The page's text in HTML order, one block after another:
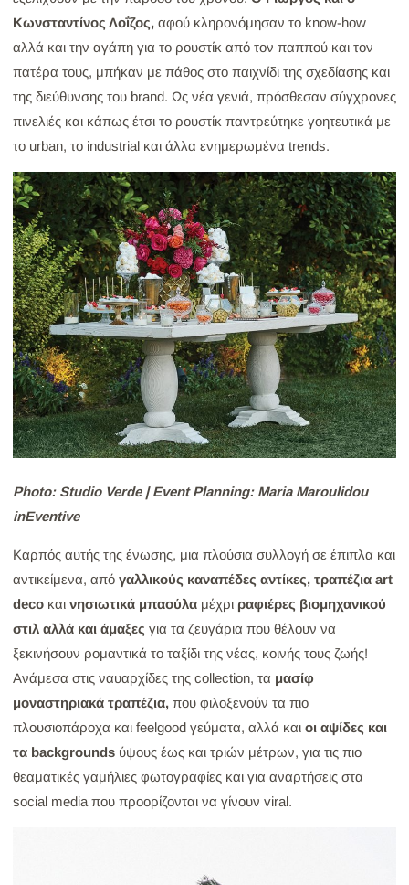
Κωνσταντίνος Λοΐζος, αφού κληρονόμησαν το know-how
αλλά και την αγάπη για το ρουστίκ από τον παππού και τον
πατέρα τους, μπήκαν με πάθος στο παιχνίδι της σχεδίασης και
της διεύθυνσης του brand. Ως νέα γενιά, πρόσθεσαν σύγχρονες
πινελιές και κάπως έτσι το ρουστίκ παντρεύτηκε γοητευτικά με
το urban, το industrial και άλλα ενημερωμένα trends.
Photo: Studio Verde | Event Planning: Maria Maroulidou
inEventive
Καρπός αυτής της ένωσης, μια πλούσια συλλογή σε έπιπλα και
αντικείμενα, από γαλλικούς καναπέδες αντίκες, τραπέζια art
deco και νησιωτικά μπαούλα μέχρι ραφιέρες βιομηχανικού
στιλ αλλά και άμαξες για τα ζευγάρια που θέλουν να
ξεκινήσουν ρομαντικά το ταξίδι της νέας, κοινής τους ζωής!
Ανάμεσα στις ναυαρχίδες της collection, τα μασίφ
μοναστηριακά τραπέζια, που φιλοξενούν τα πιο
πλουσιοπάροχα και feelgood γεύματα, αλλά και οι αψίδες και
τα backgrounds ύψους έως και τριών μέτρων, για τις πιο
θεαματικές γαμήλιες φωτογραφίες και για αναρτήσεις στα
social media που προορίζονται να γίνουν viral.